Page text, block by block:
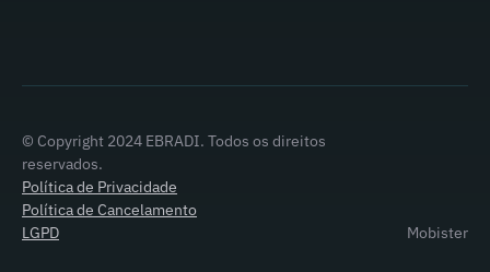
© Copyright 2024 EBRADI. Todos os direitos
reservados.
Política de Privacidade
Política de Cancelamento
LGPD
Mobister